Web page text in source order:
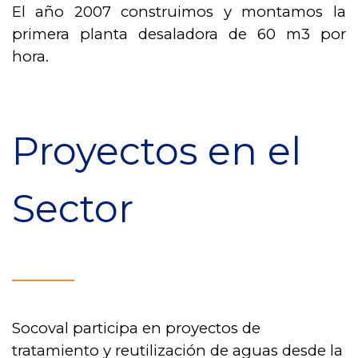
El año 2007 construimos y montamos la
primera planta desaladora de 60 m3 por
hora.
Proyectos en el
Sector
______
Socoval participa en proyectos de
tratamiento y reutilización de aguas desde la